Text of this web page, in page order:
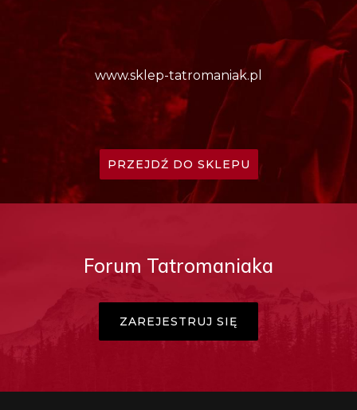
www.sklep-tatromaniak.pl
PRZEJDŹ DO SKLEPU
Forum Tatromaniaka
ZAREJESTRUJ SIĘ